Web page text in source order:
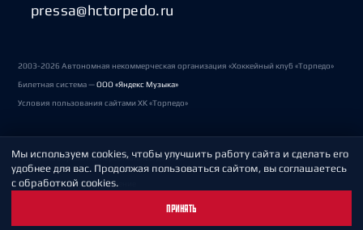
pressa@hctorpedo.ru
2003-2026 Автономная некоммерческая организация «Хоккейный клуб «Торпедо»
Билетная система —ООО «Яндекс Музыка»
Условия пользования сайтами ХК «Торпедо»
Политика обработки персональных данных
Пользовательское соглашение
Мы используем cookies, чтобы улучшить работу сайта и сделать его
удобнее для вас. Продолжая пользоваться сайтом, вы соглашаетесь
с обработкой cookies.
ПРИНЯТЬ